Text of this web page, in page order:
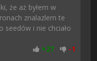
że aż byłem w
znalazlem te
seedów i nie chciało
+27 -1